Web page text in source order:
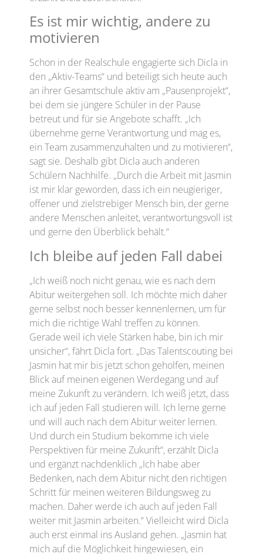
Es ist mir wichtig, andere zu
motivieren
Schon in der Realschule engagierte sich Dicla in
den „Aktiv-Teams“ und beteiligt sich heute auch
an ihrer Gesamtschule aktiv am „Pausenprojekt“,
bei dem sie jüngere Schüler in der Pause
betreut und für sie Angebote schafft. „Ich
übernehme gerne Verantwortung und mag es,
ein Team zusammenzuhalten und zu motivieren“,
sagt sie. Deshalb gibt Dicla auch anderen
Schülern Nachhilfe. „Durch die Arbeit mit Jasmin
ist mir klar geworden, dass ich ein neugieriger,
offener und zielstrebiger Mensch bin, der gerne
andere Menschen anleitet, verantwortungsvoll ist
und gerne den Überblick behält.“
Ich bleibe auf jeden Fall dabei
„Ich weiß noch nicht genau, wie es nach dem
Abitur weitergehen soll. Ich möchte mich daher
gerne selbst noch besser kennenlernen, um für
mich die richtige Wahl treffen zu können.
Gerade weil ich viele Stärken habe, bin ich mir
unsicher“, fährt Dicla fort. „Das Talentscouting bei
Jasmin hat mir bis jetzt schon geholfen, meinen
Blick auf meinen eigenen Werdegang und auf
meine Zukunft zu verändern. Ich weiß jetzt, dass
ich auf jeden Fall studieren will. Ich lerne gerne
und will auch nach dem Abitur weiter lernen.
Und durch ein Studium bekomme ich viele
Perspektiven für meine Zukunft“, erzählt Dicla
und ergänzt nachdenklich „Ich habe aber
Bedenken, nach dem Abitur nicht den richtigen
Schritt für meinen weiteren Bildungsweg zu
machen. Daher werde ich auch auf jeden Fall
weiter mit Jasmin arbeiten.“ Vielleicht wird Dicla
auch erst einmal ins Ausland gehen. „Jasmin hat
mich auf die Möglichkeit hingewiesen, ein